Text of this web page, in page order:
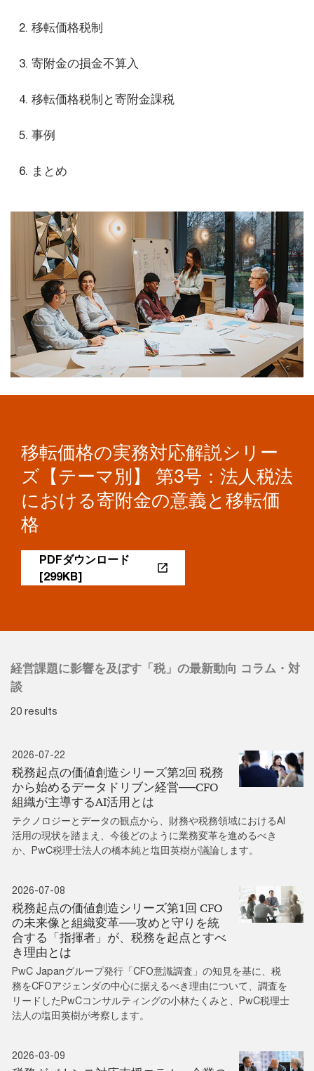
移転価格税制
寄附金の損金不算入
移転価格税制と寄附金課税
事例
まとめ
移転価格の実務対応解説シリー
ズ【テーマ別】 第3号：法人税法
における寄附金の意義と移転価
格
PDFダウンロード
[299KB]
経営課題に影響を及ぼす「税」の最新動向 コラム・対
談
20 results
2026-07-22
税務起点の価値創造シリーズ第2回 税務
から始めるデータドリブン経営──CFO
組織が主導するAI活用とは
テクノロジーとデータの観点から、財務や税務領域におけるAI
活用の現状を踏まえ、今後どのように業務変革を進めるべき
か、PwC税理士法人の橋本純と塩田英樹が議論します。
2026-07-08
税務起点の価値創造シリーズ第1回 CFO
の未来像と組織変革──攻めと守りを統
合する「指揮者」が、税務を起点とすべ
き理由とは
PwC Japanグループ発行「CFO意識調査」の知見を基に、税
務をCFOアジェンダの中心に据えるべき理由について、調査を
リードしたPwCコンサルティングの小林たくみと、PwC税理士
法人の塩田英樹が考察します。
2026-03-09